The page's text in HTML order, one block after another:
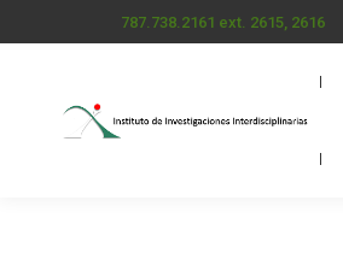
787.738.2161 ext. 2615, 2616